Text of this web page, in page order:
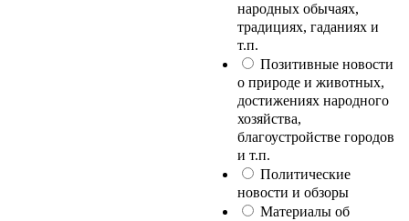
народных обычаях,
традициях, гаданиях и
т.п.
Позитивные новости
о природе и животных,
достижениях народного
хозяйства,
благоустройстве городов
и т.п.
Политические
новости и обзоры
Материалы об